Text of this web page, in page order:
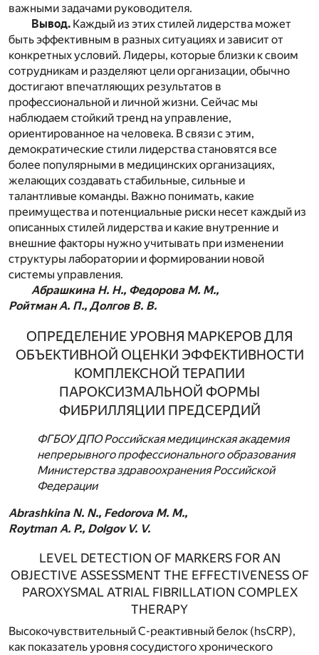
важными задачами руководителя.
Вывод. Каждый из этих стилей лидерства может
быть эффективным в разных ситуациях и зависит от
конкретных условий. Лидеры, которые близки к своим
сотрудникам и разделяют цели организации, обычно
достигают впечатляющих результатов в
профессиональной и личной жизни. Сейчас мы
наблюдаем стойкий тренд на управление,
ориентированное на человека. В связи с этим,
демократические стили лидерства становятся все
более популярными в медицинских организациях,
желающих создавать стабильные, сильные и
талантливые команды. Важно понимать, какие
преимущества и потенциальные риски несет каждый из
описанных стилей лидерства и какие внутренние и
внешние факторы нужно учитывать при изменении
структуры лаборатории и формировании новой
системы управления.
Абрашкина Н. Н., Федорова М. М.,
Ройтман А. П., Долгов В. В.
ОПРЕДЕЛЕНИЕ УРОВНЯ МАРКЕРОВ ДЛЯ
ОБЪЕКТИВНОЙ ОЦЕНКИ ЭФФЕКТИВНОСТИ
КОМПЛЕКСНОЙ ТЕРАПИИ
ПАРОКСИЗМАЛЬНОЙ ФОРМЫ
ФИБРИЛЛЯЦИИ ПРЕДСЕРДИЙ
ФГБОУ ДПО Российская медицинская академия
непрерывного профессионального образования
Министерства здравоохранения Российской
Федерации
Abrashkina N. N., Fedorova M. M.,
Roytman A. P., Dolgov V. V.
LEVEL DETECTION OF MARKERS FOR AN
OBJECTIVE ASSESSMENT THE EFFECTIVENESS OF
PAROXYSMAL ATRIAL FIBRILLATION COMPLEX
THERAPY
Высокочувствительный С-реактивный белок (hsCRP),
как показатель уровня сосудистого хронического